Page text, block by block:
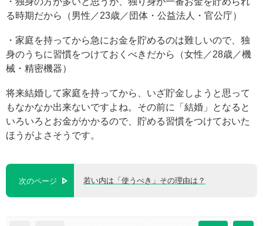
る時期だから（男性／23歳／団体・公益法人・官公庁）
・家庭を持ってから急にお金を貯めるのは難しいので、独
身のうちに習慣をつけておくべきだから（女性／28歳／機
械・精密機器）
将来結婚して家庭を持ってから、いざ貯金しようと思って
もなかなか出来ないですよね。その前に「結婚」となると
いろいろとお金がかかるので、貯める習慣をつけておいた
ほうがよさそうです。
次のページ 若い内は「使うべき」その理由は？